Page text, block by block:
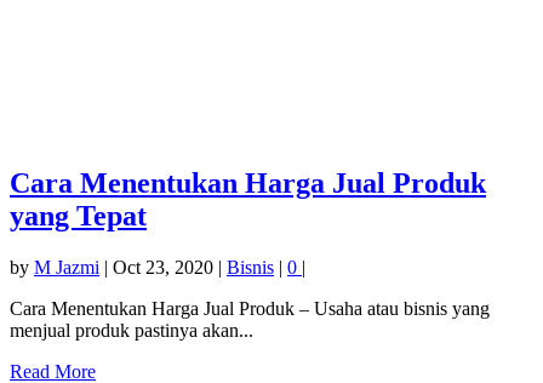
Cara Menentukan Harga Jual Produk
yang Tepat
by M Jazmi | Oct 23, 2020 | Bisnis | 0 |
Cara Menentukan Harga Jual Produk – Usaha atau bisnis yang
menjual produk pastinya akan...
Read More